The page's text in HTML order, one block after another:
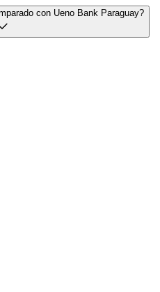
con Ueno Bank Paraguay?